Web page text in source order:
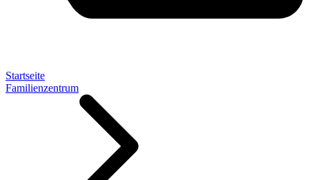
Startseite
Familienzentrum